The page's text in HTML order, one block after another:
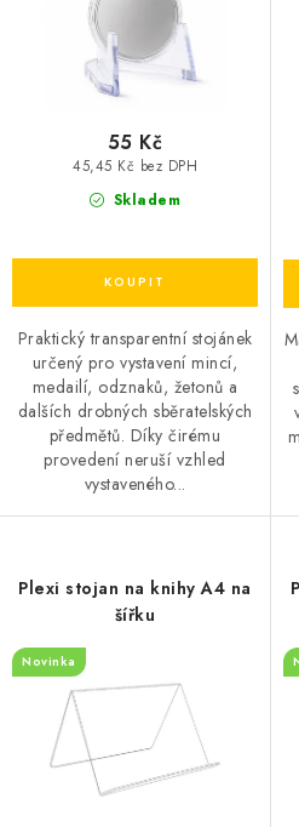
Skladem
45,45 Kč bez DPH
55 Kč
Praktický transparentní stojánek
určený pro vystavení mincí,
medailí, odznaků, žetonů a
dalších drobných sběratelských
předmětů. Díky čirému
provedení neruší vzhled
vystaveného...
Plexi stojan na knihy A4 na
šířku
Novinka